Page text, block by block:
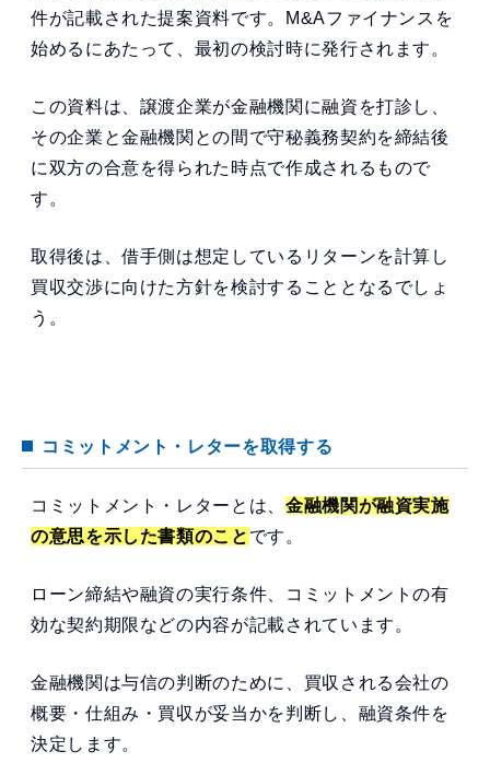
件が記載された提案資料です。M&Aファイナンスを
始めるにあたって、最初の検討時に発行されます。
この資料は、譲渡企業が金融機関に融資を打診し、
その企業と金融機関との間で守秘義務契約を締結後
に双方の合意を得られた時点で作成されるもので
す。
取得後は、借手側は想定しているリターンを計算し
買収交渉に向けた方針を検討することとなるでしょ
う。
コミットメント・レターを取得する
コミットメント・レターとは、 金融機関が融資実施
の意思を示した書類のこと です。
ローン締結や融資の実行条件、コミットメントの有
効な契約期限などの内容が記載されています。
金融機関は与信の判断のために、買収される会社の
概要・仕組み・買収が妥当かを判断し、融資条件を
決定します。